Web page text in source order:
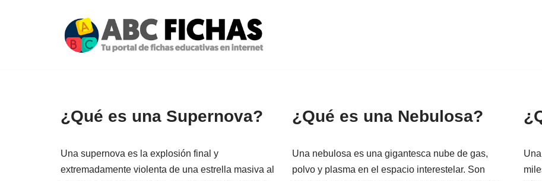
¿Qué es una Supernova?
Una supernova es la explosión final y
extremadamente violenta de una estrella masiva al
¿Qué es una Nebulosa?
Una nebulosa es una gigantesca nube de gas,
polvo y plasma en el espacio interestelar. Son